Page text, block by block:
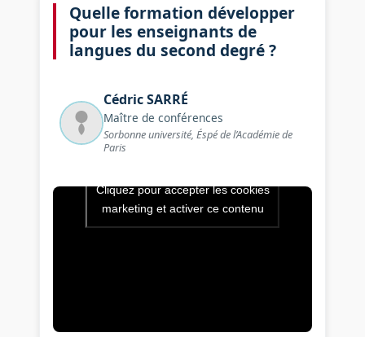
Quelle formation développer
pour les enseignants de
langues du second degré ?
CédricSARRÉ
Maître de conférences
Sorbonne université, Éspé de l’Académie de
Paris
Vidéo de l’intervention :
Cliquez pour accepter les cookies
marketing et activer ce contenu